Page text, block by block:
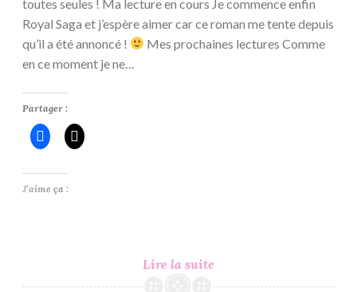
toutes seules ! Ma lecture en cours Je commence enfin
Royal Saga et j’espère aimer car ce roman me tente depuis
qu’il a été annoncé !
Mes prochaines lectures Comme
en ce moment je ne…
Lire la suite
Lundi,
Partager :
J’aime ça :